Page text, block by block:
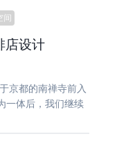
间
店设计
京都的南禅寺前入
一体后，我们继续